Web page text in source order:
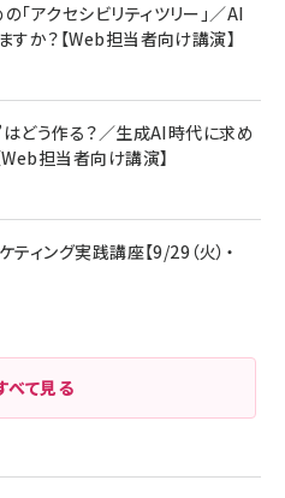
大化する ルールのデザイン
ングをもっと見る
ブラック
絡まないケーブル 240W 結束バン
対応 シリコン素材採用 iPhone
Galaxy iPad Pro MacBook
(1.8m ミッドナイトブラック)
ル 黒ラベル 350ml 缶 24本 ビー
【6/30応募〆切! 黒ラベルビヤセラー
アクセシビリティツリー」／AI
すか？【Web担当者向け講演】
どう作る？／生成AI時代に求め
担当者向け講演】
ング実践講座【9/29（火）・
べて見る